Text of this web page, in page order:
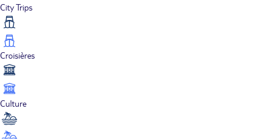
City Trips
Croisières
Culture